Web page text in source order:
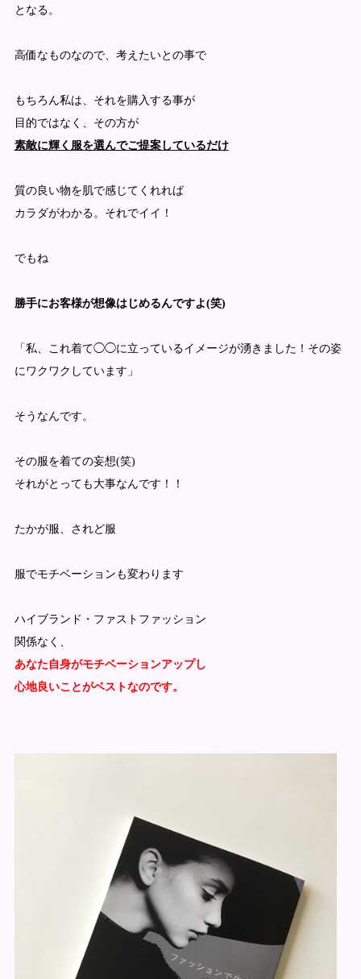
となる。
高価なものなので、考えたいとの事で
もちろん私は、それを購入する事が
目的ではなく、その方が
素敵に輝く服を選んでご提案しているだけ
質の良い物を肌で感じてくれれば
カラダがわかる。それでイイ！
でもね
勝手にお客様が想像はじめるんですよ(笑)
「私、これ着て◯◯に立っているイメージが湧きました！その姿
にワクワクしています」
そうなんです。
その服を着ての妄想(笑)
それがとっても大事なんです！！
たかが服、されど服
服でモチベーションも変わります
ハイブランド・ファストファッション
関係なく、
あなた自身がモチベーションアップし
心地良いことがベストなのです。